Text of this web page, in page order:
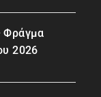
Φράγμα
2026